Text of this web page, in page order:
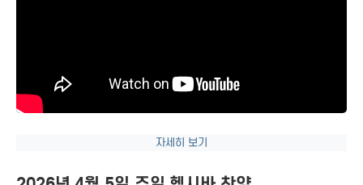
자세히 보기